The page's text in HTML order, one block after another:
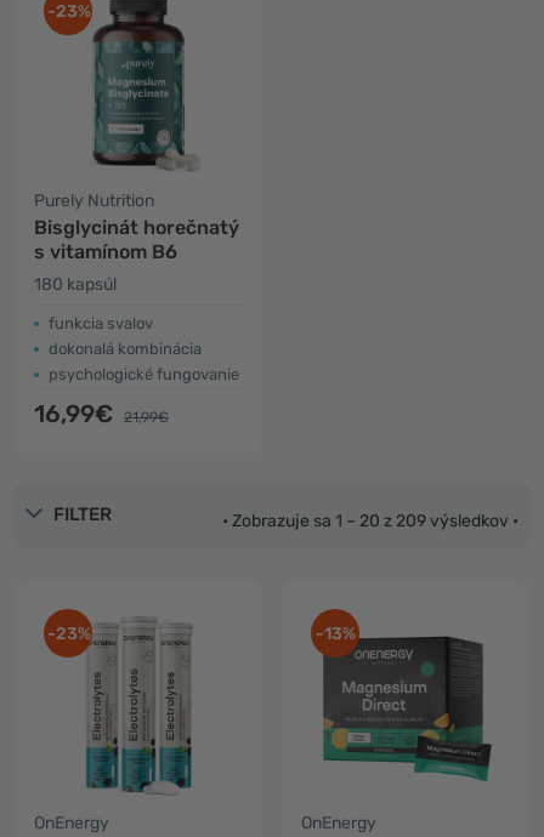
-23%
Purely Nutrition
Bisglycinát horečnatý
s vitamínom B6
180 kapsúl
funkcia svalov
dokonalá kombinácia
psychologické fungovanie
16,99€ 21,99€
FILTER • Zobrazuje sa 1 – 20 z 209 výsledkov •
-23%
OnEnergy
-13%
OnEnergy